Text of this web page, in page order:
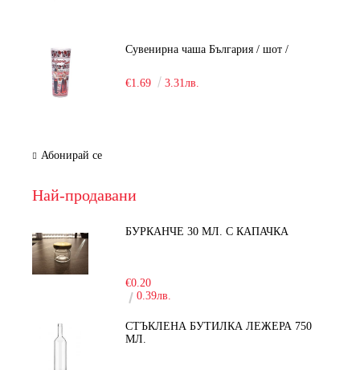
Сувенирна чаша България / шот /
€1.69 3.31лв.
Абонирай се
Най-продавани
БУРКАНЧЕ 30 МЛ. С КАПАЧКА
€0.20
0.39лв.
СТЪКЛЕНА БУТИЛКА ЛЕЖЕРА 750
МЛ.